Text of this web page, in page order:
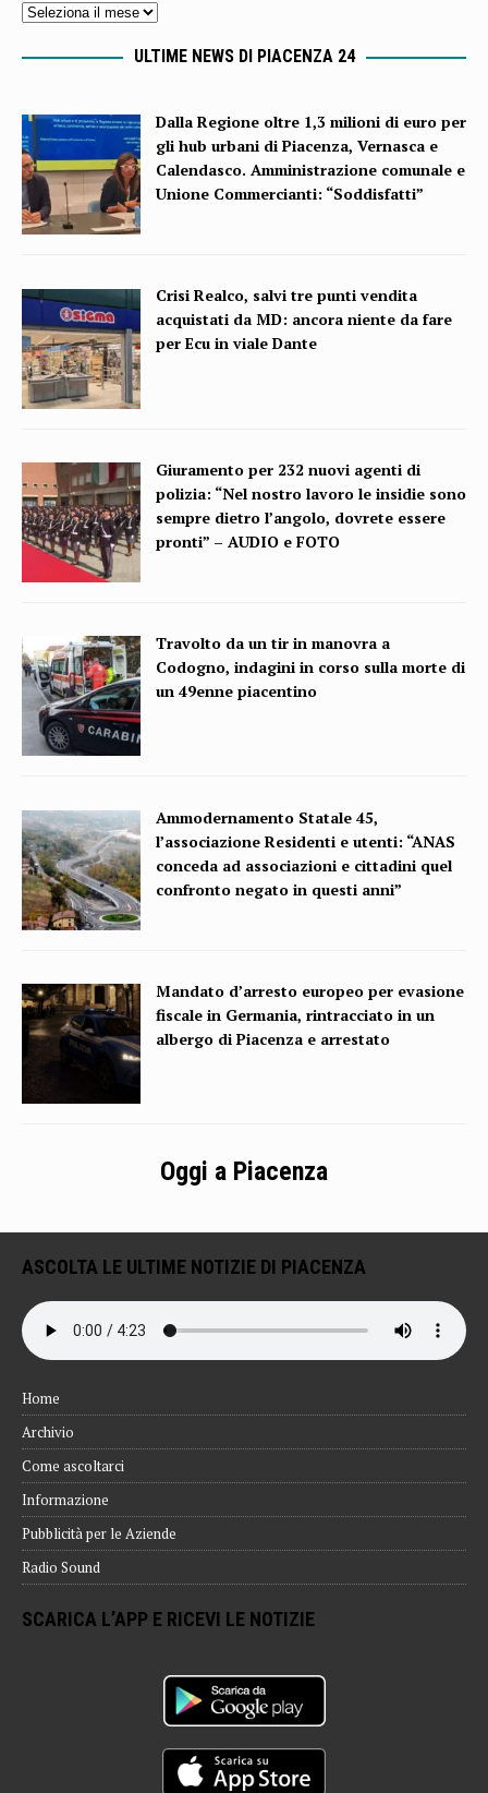
ULTIME NEWS DI PIACENZA 24
Dalla Regione oltre 1,3 milioni di euro per
gli hub urbani di Piacenza, Vernasca e
Calendasco. Amministrazione comunale e
Unione Commercianti: “Soddisfatti”
Crisi Realco, salvi tre punti vendita
acquistati da MD: ancora niente da fare
per Ecu in viale Dante
Giuramento per 232 nuovi agenti di
polizia: “Nel nostro lavoro le insidie sono
sempre dietro l’angolo, dovrete essere
pronti” – AUDIO e FOTO
Travolto da un tir in manovra a
Codogno, indagini in corso sulla morte di
un 49enne piacentino
Ammodernamento Statale 45,
l’associazione Residenti e utenti: “ANAS
conceda ad associazioni e cittadini quel
confronto negato in questi anni”
Mandato d’arresto europeo per evasione
fiscale in Germania, rintracciato in un
albergo di Piacenza e arrestato
Oggi a Piacenza
ASCOLTA LE ULTIME NOTIZIE DI PIACENZA
Home
Archivio
Come ascoltarci
Informazione
Pubblicità per le Aziende
Radio Sound
SCARICA L’APP E RICEVI LE NOTIZIE